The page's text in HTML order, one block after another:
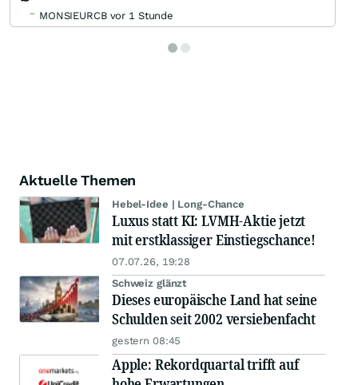
MONSIEURCB vor 1 Stunde
Aktuelle Themen
Hebel-Idee | Long-Chance
Luxus statt KI: LVMH-Aktie jetzt
mit erstklassiger Einstiegschance!
07.07.26, 19:28
Schweiz glänzt
Dieses europäische Land hat seine
Schulden seit 2002 versiebenfacht
gestern 08:45
Apple: Rekordquartal trifft auf